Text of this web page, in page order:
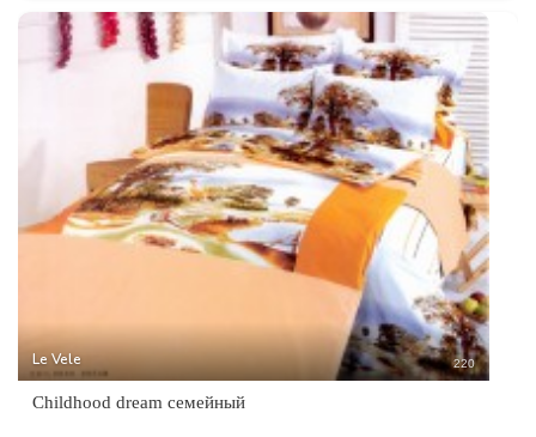
Le Vele 220
Childhood dream семейный